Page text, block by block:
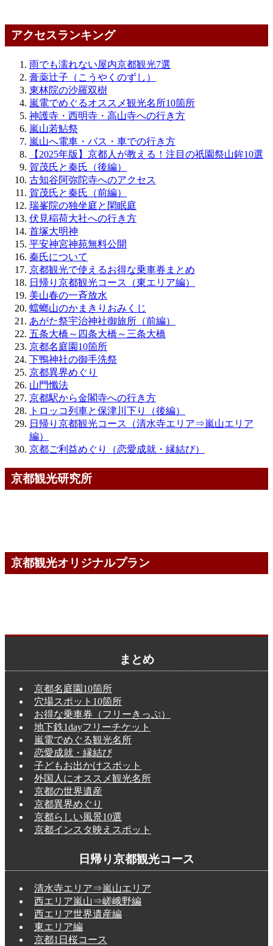
アクセスランキング
雨でも濡れない屋内京都観光7選
膏薬辻子（こうやくのずし）
東林院の沙羅双樹
嵐電でめぐるオススメ観光名所10箇所
神護寺・西明寺・高山寺への行き方
嵐山若鮎祭
嵐山へ電車・バス・車での行き方
【2025年版】京都人が教える！注目の祇園祭山鉾10選
賀茂氏と秦氏（後編）
古知谷阿弥陀寺へのアクセス
賀茂氏と秦氏（前編）
瑞峯院の独坐庭と閑眠庭
伏見稲荷大社への行き方
首塚大明神
平安神宮神苑無料公開
秦氏について
京都観光で使えるお得な乗車券まとめ
日帰り京都観光コース（東エリア編）
美山春の一斉放水
蟷螂山のかまきりおみくじ
あがた祭宇治神社御旅所（前編）
五条大橋～四条大橋～三条大橋
京都名庭園10箇所
下鴨神社の御手洗祭
京都異界めぐり
山門懺法
京都駅から金閣寺への行き方
トロッコ列車と保津川下り（後編）
日帰り京都観光コース（清水寺エリア⇒嵐山エリア
編）
京都ご利益めぐり（恋愛成就・縁結び）
京都観光研究所
京都観光オリジナルプラン
まとめ
京都名庭園10箇所
穴場スポット10箇所
お得な乗車券（フリーきっぷ）
地下鉄1dayフリーチケット
嵐電でめぐる観光名所
恋愛成就・縁結び
子どもお出かけスポット
外国人にオススメ観光名所
京都の世界遺産
京都異界めぐり
京都らしい風景10選
京都インスタ映えスポット
日帰り京都観光コース
清水寺エリア⇒嵐山エリア
西エリア嵐山⇒嵯峨野編
西エリア世界遺産編
東エリア編
京都1日桜コース